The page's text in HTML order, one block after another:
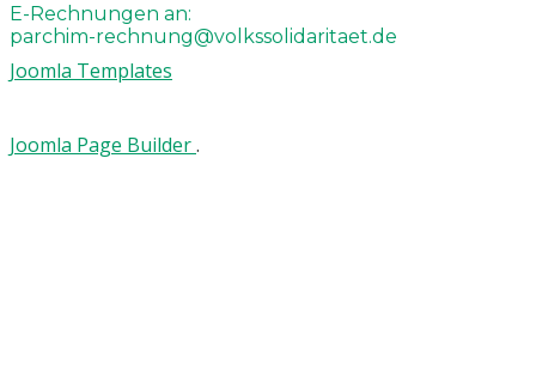
E-Rechnungen an:
parchim-rechnung@volkssolidaritaet.de
Joomla Templates
Joomla Page Builder.